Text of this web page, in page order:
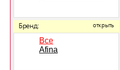
Бренд: открыть
Все
Afina